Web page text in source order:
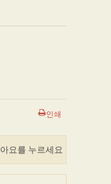
인쇄
요를 누르세요